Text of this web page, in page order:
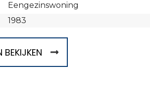
Eengezinswoning
1983
BEKIJKEN